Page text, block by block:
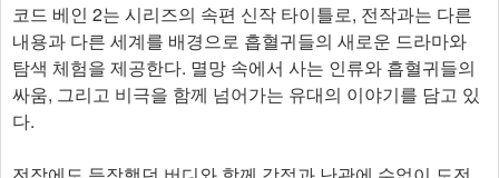
코드 베인 2는 시리즈의 속편 신작 타이틀로, 전작과는 다른
내용과 다른 세계를 배경으로 흡혈귀들의 새로운 드라마와
탐색 체험을 제공한다. 멸망 속에서 사는 인류와 흡혈귀들의
싸움, 그리고 비극을 함께 넘어가는 유대의 이야기를 담고 있
다.